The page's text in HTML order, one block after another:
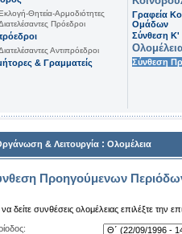
Θητεία-Αρμοδιότητες
Πρόεδροι
Αντιπρόεδροι
& Γραμματείς
Γραφεία
Ομάδων
Σύνθεση K'
Σύνθεση
& Λειτουργία : Ολομέλεια
Προηγούμενων
να δείτε συνθέσεις ολομέλειας επιλέξτε την